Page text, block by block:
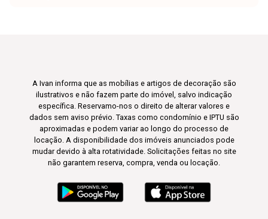
A Ivan informa que as mobílias e artigos de decoração são
ilustrativos e não fazem parte do imóvel, salvo indicação
específica. Reservamo-nos o direito de alterar valores e
dados sem aviso prévio. Taxas como condomínio e IPTU são
aproximadas e podem variar ao longo do processo de
locação. A disponibilidade dos imóveis anunciados pode
mudar devido à alta rotatividade. Solicitações feitas no site
não garantem reserva, compra, venda ou locação.